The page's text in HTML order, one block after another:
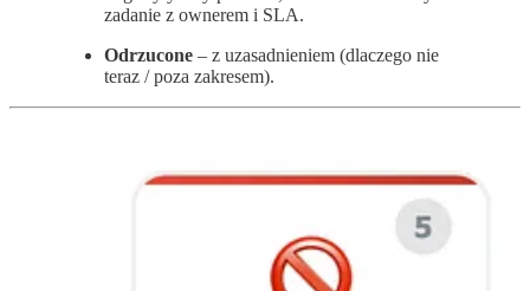
zadanie z ownerem i SLA.
Odrzucone – z uzasadnieniem (dlaczego nie
teraz / poza zakresem).